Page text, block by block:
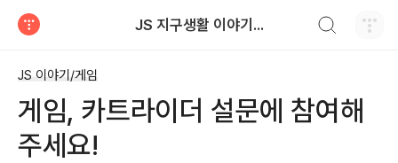
JS 지구생활 이야기...
JS 이야기/게임
게임, 카트라이더 설문에 참여해
주세요!